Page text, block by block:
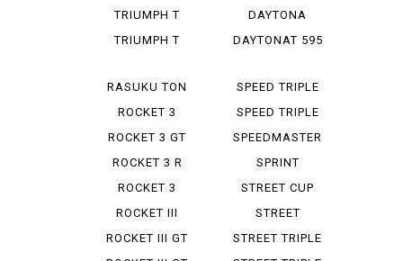
SPEED TRI...
TRIUMPH T
100 BON...
TRIUMPH T
MOTO 2 765
DAYTONA
MOTO 2 765...
DAYTONAT 595
RASUKU TON
900
ROCKET 3
ROCKET 3 GT
STORM
ROCKET 3 R
ROCKET 3
STORM GT
ROCKET III
ROADSTER
ROCKET III GT
SPEED TRIPLE
955 I
SPEED TRIPLE
RS
SPEEDMASTER
SPRINT
STREET CUP
STREET
SCRAMBLER
STREET TRIPLE